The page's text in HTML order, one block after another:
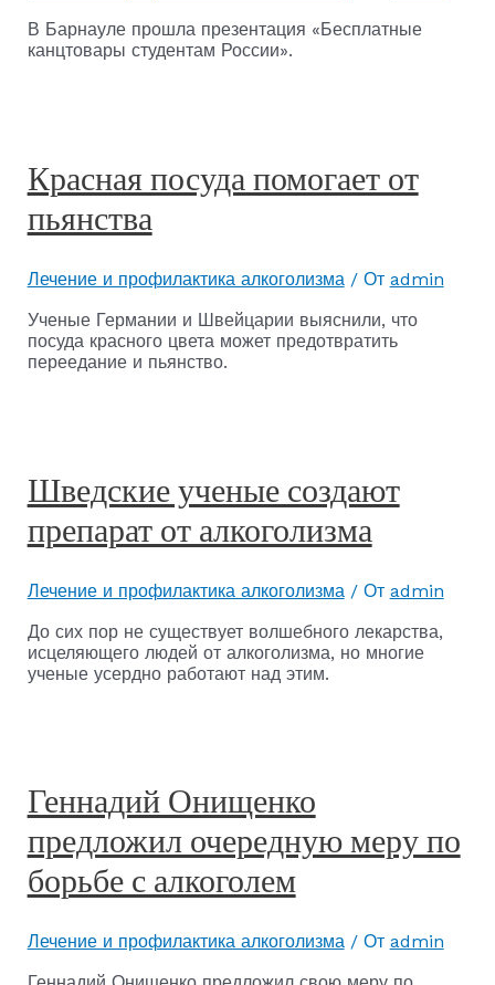
В Барнауле прошла презентация «Бесплатные
канцтовары студентам России».
Красная посуда помогает от
пьянства
Лечение и профилактика алкоголизма / От admin
Ученые Германии и Швейцарии выяснили, что
посуда красного цвета может предотвратить
переедание и пьянство.
Шведские ученые создают
препарат от алкоголизма
Лечение и профилактика алкоголизма / От admin
До сих пор не существует волшебного лекарства,
исцеляющего людей от алкоголизма, но многие
ученые усердно работают над этим.
Геннадий Онищенко
предложил очередную меру по
борьбе с алкоголем
Лечение и профилактика алкоголизма/ От admin